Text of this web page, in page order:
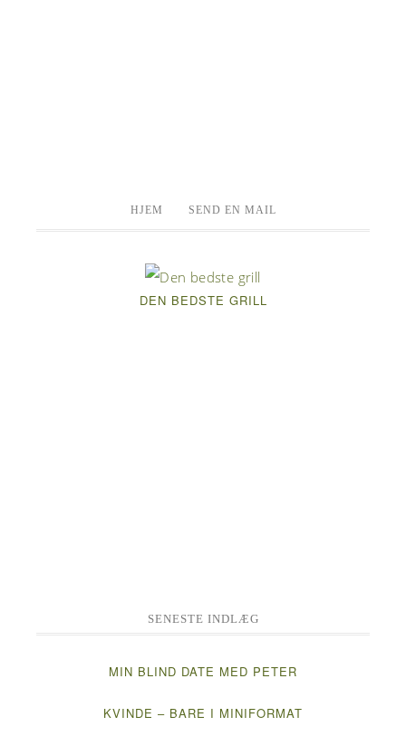
HJEM SEND EN MAIL
DEN BEDSTE GRILL
SENESTE INDLÆG
MIN BLIND DATE MED PETER
KVINDE – BARE I MINIFORMAT